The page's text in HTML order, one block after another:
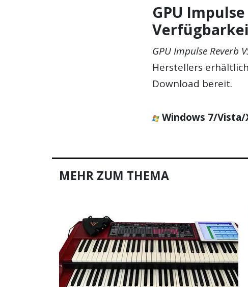
GPU
GPU Impulse Reverb
Herstellers
Download bereit.
Windows 7/Vista/
MEHR ZUM THEMA